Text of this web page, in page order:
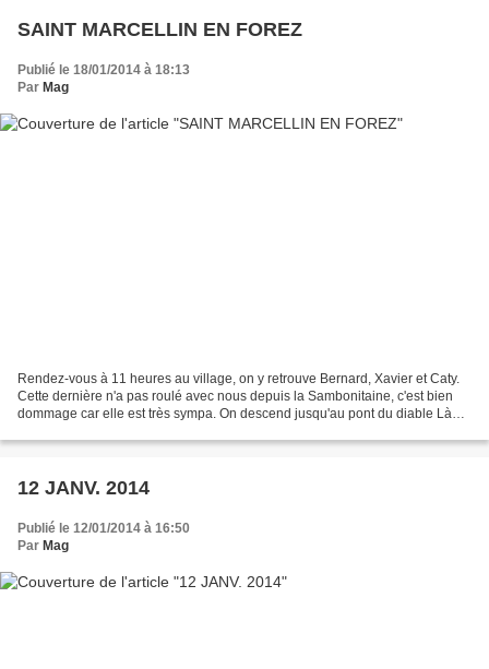
SAINT MARCELLIN EN FOREZ
Publié le 18/01/2014 à 18:13
Par Mag
Rendez-vous à 11 heures au village, on y retrouve Bernard, Xavier et Caty.
Cette dernière n'a pas roulé avec nous depuis la Sambonitaine, c'est bien
dommage car elle est très sympa. On descend jusqu'au pont du diable Là
12 JANV. 2014
Publié le 12/01/2014 à 16:50
Par Mag